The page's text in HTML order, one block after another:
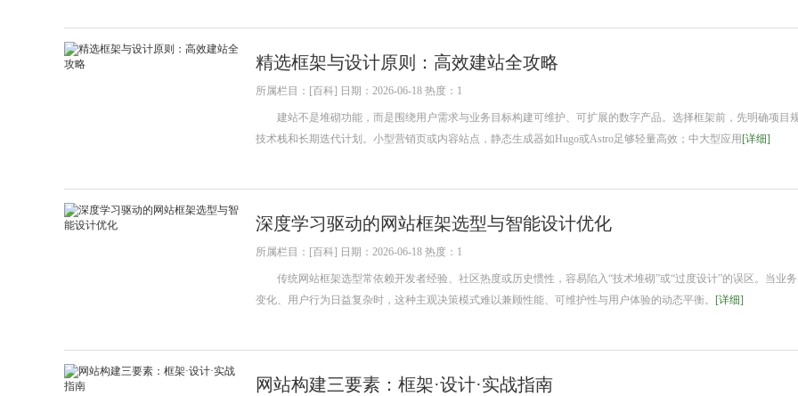
精选框架与设计原则：高效建站全攻略
所属栏目：[百科] 日期：2026-06-18 热度：1
建站不是堆砌功能，而是围绕用户需求与业务目标构建可维护、可扩展的数字产品。选择框架前，先明确项目
技术栈和长期迭代计划。小型营销页或内容站点，静态生成器如Hugo或Astro足够轻量高效；中大型应用 [详细]
深度学习驱动的网站框架选型与智能设计优化
所属栏目：[百科] 日期：2026-06-18 热度：1
传统网站框架选型常依赖开发者经验、社区热度或历史惯性，容易陷入“技术堆砌”或“过度设计”的误区。当业
变化、用户行为日益复杂时，这种主观决策模式难以兼顾性能、可维护性与用户体验的动态平衡。 [详细]
网站构建三要素：框架·设计·实战指南